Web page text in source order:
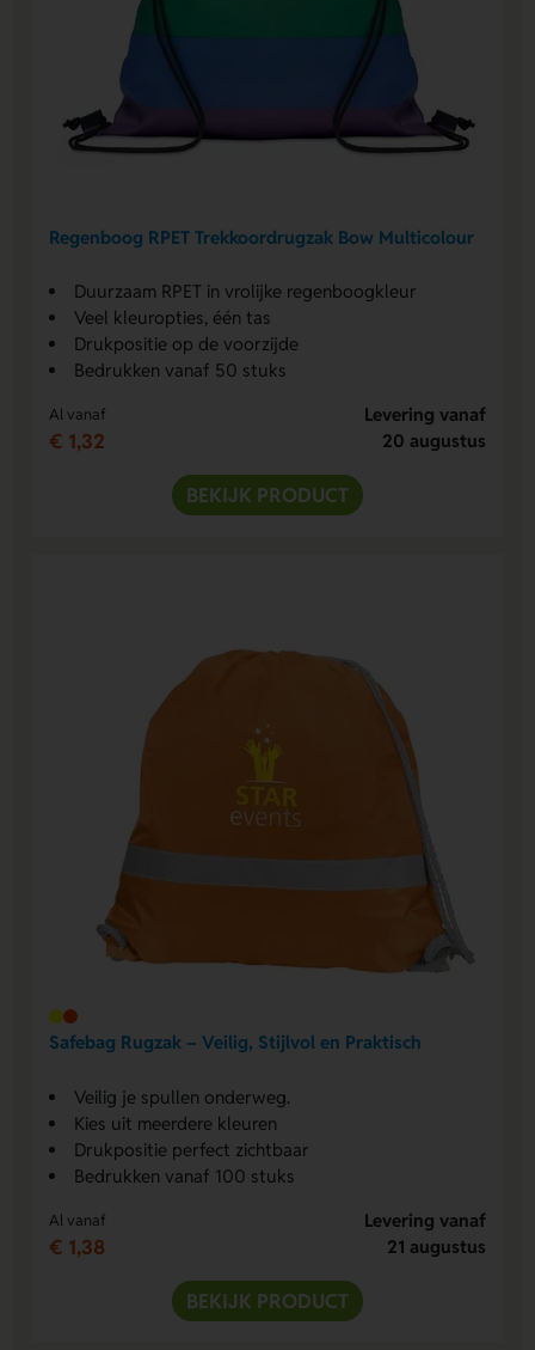
Regenboog RPET Trekkoordrugzak Bow Multicolour
Duurzaam RPET in vrolijke regenboogkleur
Veel kleuropties, één tas
Drukpositie op de voorzijde
Bedrukken vanaf 50 stuks
Al vanaf
€ 1,32
Levering vanaf
20 augustus
BEKIJK PRODUCT
Safebag Rugzak – Veilig, Stijlvol en Praktisch
Veilig je spullen onderweg.
Kies uit meerdere kleuren
Drukpositie perfect zichtbaar
Bedrukken vanaf 100 stuks
Al vanaf
€ 1,38
Levering vanaf
21 augustus
BEKIJK PRODUCT